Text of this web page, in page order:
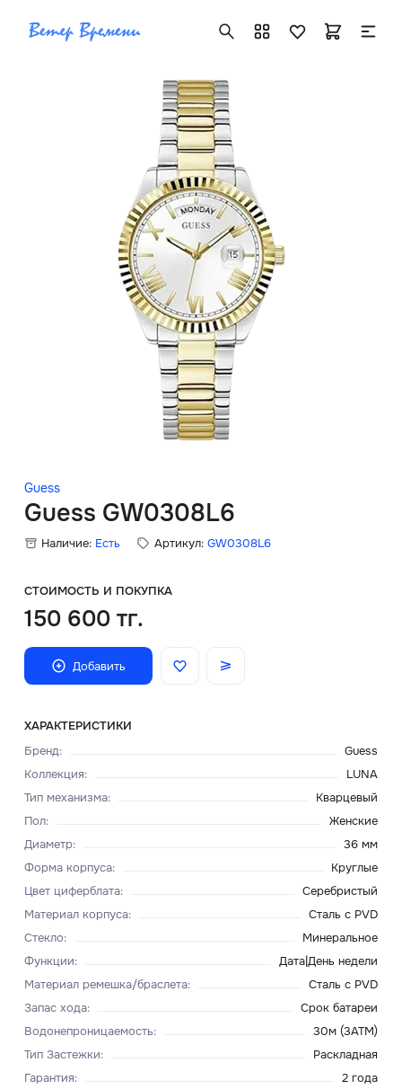
Guess
Guess GW0308L6
Наличие: Есть Артикул: GW0308L6
СТОИМОСТЬ И ПОКУПКА
150 600 тг.
Добавить
ХАРАКТЕРИСТИКИ
Бренд:
Guess
Коллекция:
LUNA
Тип механизма:
Кварцевый
Пол:
Женские
Диаметр:
36 мм
Форма корпуса:
Круглые
Цвет циферблата:
Серебристый
Материал корпуса:
Сталь с PVD
Стекло:
Минеральное
Функции:
Дата|День недели
Материал ремешка/браслета:
Сталь с PVD
Запас хода:
Срок батареи
Водонепроницаемость:
30м (3ATM)
Тип Застежки:
Раскладная
Гарантия: 2 года
+7 ( 705 ) 181-42-50
info@vetervremeni.kz
Авторизация
Каталог
Мужские часы
Женские часы
Скидки
Главная
О нас